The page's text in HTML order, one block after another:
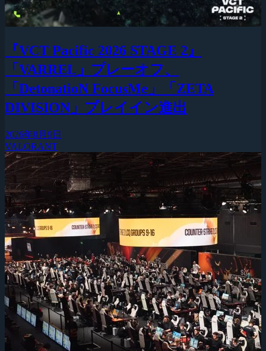
『VCT Pacific 2026 STAGE 2』
「VARREL」プレーオフ、
「DetonatioN FocusMe」「ZETA
DIVISION」プレイイン進出
2026年8月9日
VALORANT